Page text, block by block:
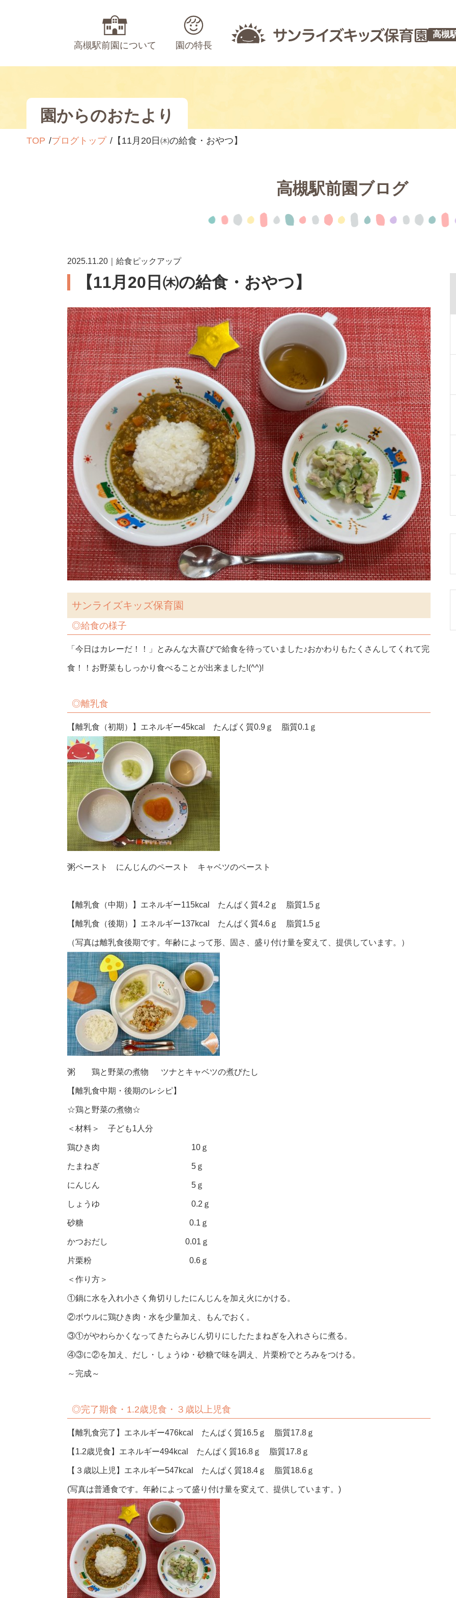
高槻駅前園について 園の特長
高槻
園からのおたより
TOP ブログトップ 【11月20日㈭の給食・おやつ】
高槻駅前園ブログ
2025.11.20｜給食ピックアップ
【11月20日㈭の給食・おやつ】
サンライズキッズ保育園
◎給食の様子
「今日はカレーだ！！」とみんな大喜びで給食を待っていました♪おかわりもたくさんしてくれて完
食！！お野菜もしっかり食べることが出来ました!(^^)!
◎離乳食
【離乳食（初期）】エネルギー45kcal たんぱく質0.9ｇ 脂質0.1ｇ
粥ペースト にんじんのペースト キャベツのペースト
【離乳食（中期）】エネルギー115kcal たんぱく質4.2ｇ 脂質1.5ｇ
【離乳食（後期）】エネルギー137kcal たんぱく質4.6ｇ 脂質1.5ｇ
（写真は離乳食後期です。年齢によって形、固さ、盛り付け量を変えて、提供しています。）
粥 鶏と野菜の煮物 ツナとキャベツの煮びたし
【離乳食中期・後期のレシピ】
☆鶏と野菜の煮物☆
＜材料＞ 子ども1人分
鶏ひき肉 10ｇ
たまねぎ 5ｇ
にんじん 5ｇ
しょうゆ 0.2ｇ
砂糖 0.1ｇ
かつおだし 0.01ｇ
片栗粉 0.6ｇ
＜作り方＞
①鍋に水を入れ小さく角切りしたにんじんを加え火にかける。
②ボウルに鶏ひき肉・水を少量加え、もんでおく。
③①がやわらかくなってきたらみじん切りにしたたまねぎを入れさらに煮る。
④③に②を加え、だし・しょうゆ・砂糖で味を調え、片栗粉でとろみをつける。
～完成～
◎完了期食・1.2歳児食・３歳以上児食
【離乳食完了】エネルギー476kcal たんぱく質16.5ｇ 脂質17.8ｇ
【1.2歳児食】エネルギー494kcal たんぱく質16.8ｇ 脂質17.8ｇ
【３歳以上児】エネルギー547kcal たんぱく質18.4ｇ 脂質18.6ｇ
(写真は普通食です。年齢によって盛り付け量を変えて、提供しています。)